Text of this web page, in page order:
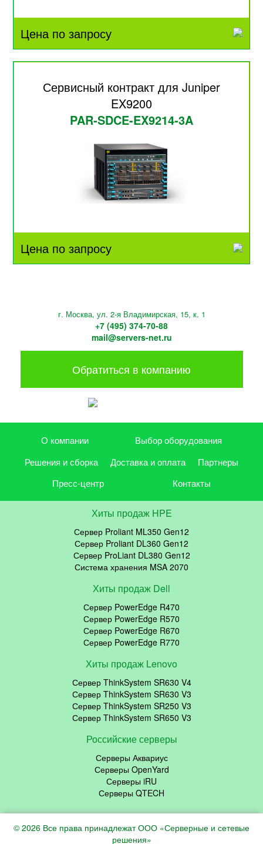
Цена по запросу
Сервисный контракт для Juniper
EX9200
PAR-SDCE-EX9214-3A
Цена по запросу
г. Москва, ул. 2-я Владимирская, 15, к. 1
+7 (495) 374-70-88
mail@servers-net.ru
Обратиться в компанию
О компании
Выбор оборудования
Решения и сборка
Доставка и оплата
Партнеры
Пресс-центр
Контакты
Хиты продаж HPE
Сервер Proliant ML350 Gen12
Сервер Proliant DL360 Gen12
Сервер ProLiant DL380 Gen12
Система хранения MSA 2070
Хиты продаж Dell
Сервер PowerEdge R470
Сервер PowerEdge R570
Сервер PowerEdge R670
Сервер PowerEdge R770
Хиты продаж Lenovo
Сервер ThinkSystem SR630 V4
Сервер ThinkSystem SR630 V3
Сервер ThinkSystem SR250 V3
Сервер ThinkSystem SR650 V3
Российские серверы
Серверы Аквариус
Серверы OpenYard
Серверы iRU
Серверы QTECH
© 2026 Все права принадлежат ООО «Серверные и сетевые
решения»